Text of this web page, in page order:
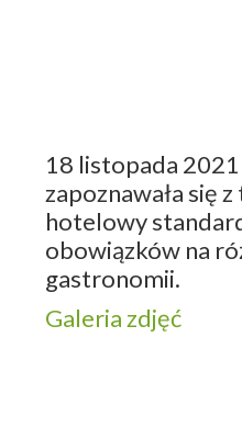
18 listopada
zapoznawała się
hotelowy
obowiązków na
gastronomii.
Galeria zdjęć